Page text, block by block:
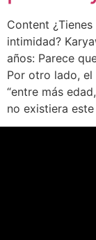
LIENZOS
Content
intimidad?
años: Parece
Por otro lado, el
“entre más
no existiera